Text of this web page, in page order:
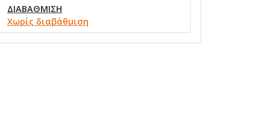
ΔΙΑΒΑΘΜΙΣΗ
Χωρίς διαβάθμιση